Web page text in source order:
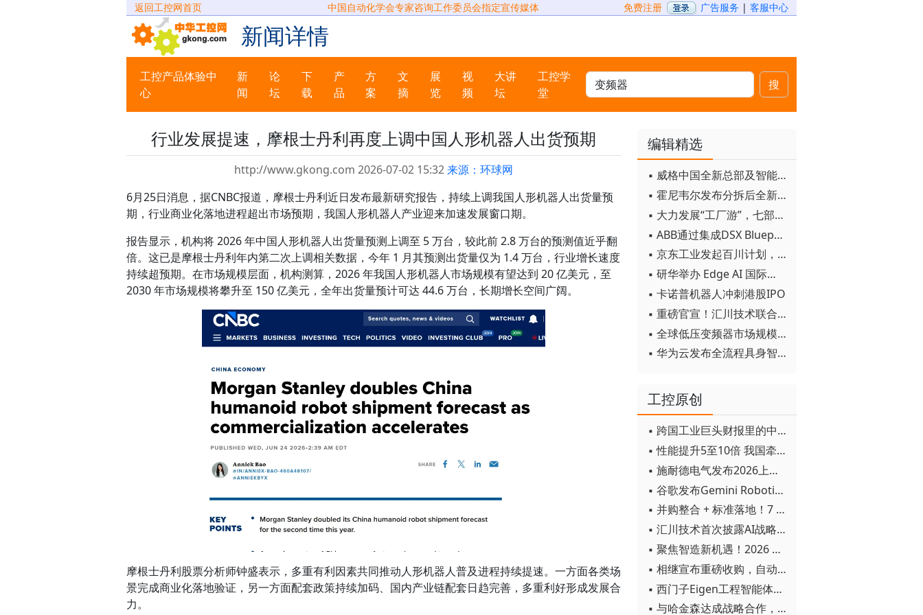
返回工控网首页 中国自动化学会专家咨询工作委员会指定宣传媒体 免费注册 广告服务 | 客服中心
新闻详情
工控产品体验中
心
新
闻
论
坛
下
载
产
品
方
案
文
摘
展
览
视
频
大讲
坛
工控学
堂
搜
行业发展提速，摩根士丹利再度上调中国人形机器人出货预期
http://www.gkong.com 2026-07-02 15:32来源：环球网
6月25日消息，据CNBC报道，摩根士丹利近日发布最新研究报告，持续上调我国人形机器人出货量预
期，行业商业化落地进程超出市场预期，我国人形机器人产业迎来加速发展窗口期。
报告显示，机构将 2026 年中国人形机器人出货量预测上调至 5 万台，较此前 2.8 万台的预测值近乎翻
倍。这已是摩根士丹利年内第二次上调相关数据，今年 1 月其预测出货量仅为 1.4 万台，行业增长速度
持续超预期。在市场规模层面，机构测算，2026 年我国人形机器人市场规模有望达到 20 亿美元，至
2030 年市场规模将攀升至 150 亿美元，全年出货量预计可达 44.6 万台，长期增长空间广阔。
摩根士丹利股票分析师钟盛表示，多重有利因素共同推动人形机器人普及进程持续提速。一方面各类场
景完成商业化落地验证，另一方面配套政策持续加码、国内产业链配套日趋完善，多重利好形成发展合
力。
编辑精选
▪ 威格中国全新总部及智能工厂启用
▪ 霍尼韦尔发布分拆后全新品牌：霍尼韦尔科技与霍尼韦尔航空航天
▪ 大力发展“工厂游”，七部门联合发文！
▪ ABB通过集成DSX Blueprint AI基础设施，扩大与英伟达的合作
▪ 京东工业发起百川计划， 构建工业大模型新生态
▪ 研华举办 Edge AI 国际论坛
▪ 卡诺普机器人冲刺港股IPO
▪ 重磅官宣！汇川技术联合发起 D12 联盟，开创产教融合新范式
▪ 全球低压变频器市场规模2030年将超170亿美元
▪ 华为云发布全流程具身智能开发平台CloudRobo
工控原创
▪ 跨国工业巨头财报里的中国成绩单
▪ 性能提升5至10倍 我国牵头制定的WiTSnet工业以太网国际标准正式发布
▪ 施耐德电气发布2026上半年可持续发展成绩单 "Impact 2030"路线图开局稳健
▪ 谷歌发布Gemini Robotics 2模型 实现人形机器人全身智能控制突破
▪ 并购整合 + 标准落地！7 月工业自动化产业动态速递
▪ 汇川技术首次披露AI战略进展：从两个方面推动“AI业务化”落地
▪ 聚焦智造新机遇！2026 青岛数字化及智能制造技术论坛圆满落幕
▪ 相继宣布重磅收购，自动化巨头新一轮并购潮剑指何方？
▪ 西门子Eigen工程智能体落地中国，工业AI跨越物理世界“确定性”拐点
▪ 与哈金森达成战略合作，乐聚机器人何以持续获得工业巨头青睐？